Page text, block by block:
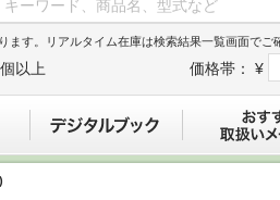
ます。リアルタイム在庫は検索結果一覧画面でご
個以上 価格帯： ¥